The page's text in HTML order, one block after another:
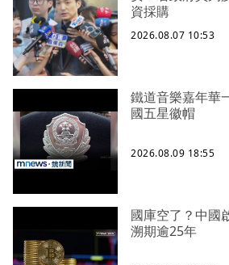
資採購
2026.08.07 10:53
鐵道音樂嘉年
國五星徽帽
2026.08.09 18:55
國庫空了？中
溯期逾25年